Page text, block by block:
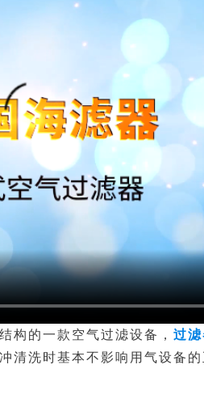
构的一款空气过滤设备， 过滤
清洗时基本不影响用气设备的